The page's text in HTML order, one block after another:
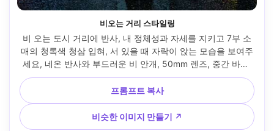
비오는 거리 스타일링
비 오는 도시 거리에 반사, 내 정체성과 자세를 지키고 7부 소
매의 청록색 청삼 입혀, 서 있을 때 자락이 앉는 모습을 보여주
세요, 네온 반사와 부드러운 비 안개, 50mm 렌즈, 중간 바디
구성, 영화 같은 색상 등급, 사실적인 피부와 원단 질감 --ar
4:5
프롬프트 복사
비슷한 이미지 만들기 ↗